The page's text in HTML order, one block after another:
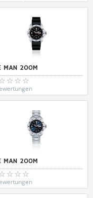
MAN 200M
MAN 200M